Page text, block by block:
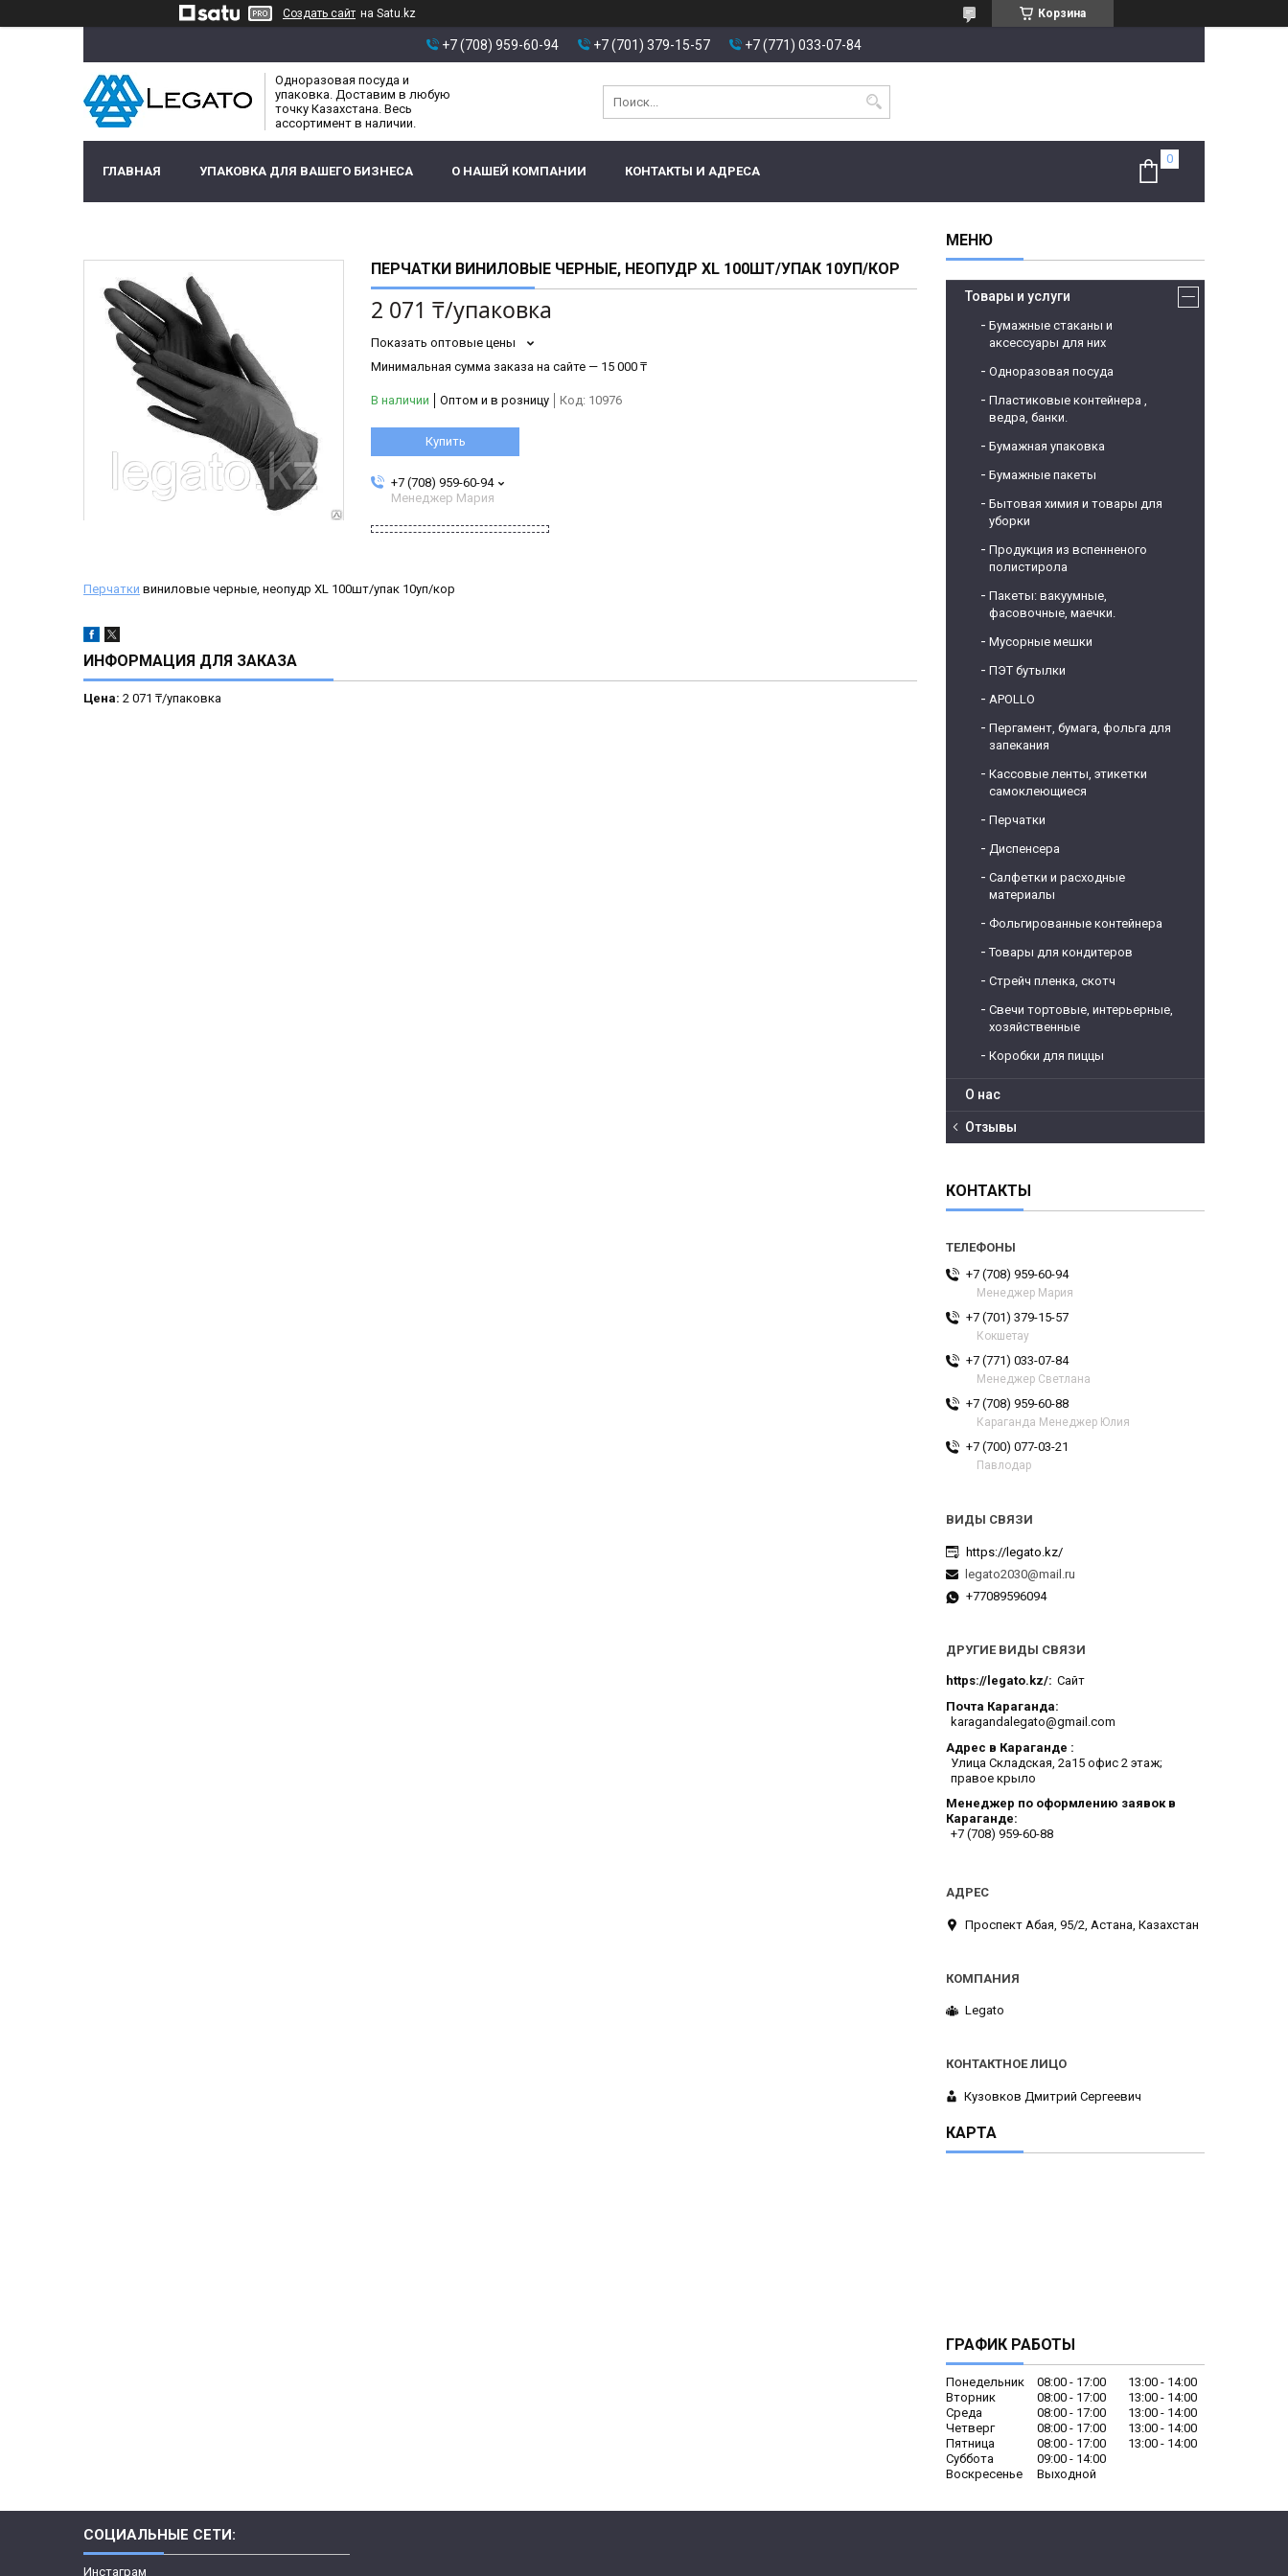
Создать сайт на Satu.kz Корзина
+7 (708) 959-60-94 +7 (701) 379-15-57 +7 (771) 033-07-84
Одноразовая посуда и
упаковка. Доставим в любую
точку Казахстана. Весь
ассортимент в наличии.
ГЛАВНАЯ УПАКОВКА ДЛЯ ВАШЕГО БИЗНЕСА О НАШЕЙ КОМПАНИИ КОНТАКТЫ И АДРЕСА
ПЕРЧАТКИ ВИНИЛОВЫЕ ЧЕРНЫЕ, НЕОПУДР XL 100ШТ/УПАК 10УП/КОР
2 071 ₸/упаковка
Показать оптовые цены
Минимальная сумма заказа на сайте — 15 000 ₸
В наличии Оптом и в розницу Код: 10976
Купить
+7 (708) 959-60-94
Менеджер Мария
Перчатки виниловые черные, неопудр XL 100шт/упак 10уп/кор
ИНФОРМАЦИЯ ДЛЯ ЗАКАЗА
Цена: 2 071 ₸/упаковка
Товары и услуги
Бумажные стаканы и
аксессуары для них
Одноразовая посуда
Пластиковые контейнера ,
ведра, банки.
Бумажная упаковка
Бумажные пакеты
Бытовая химия и товары для
уборки
Продукция из вспенненого
полистирола
Пакеты: вакуумные,
фасовочные, маечки.
Мусорные мешки
ПЭТ бутылки
APOLLO
Пергамент, бумага, фольга для
запекания
Кассовые ленты, этикетки
самоклеющиеся
Перчатки
Диспенсера
Салфетки и расходные
материалы
Фольгированные контейнера
Товары для кондитеров
Стрейч пленка, скотч
Свечи тортовые, интерьерные,
хозяйственные
Коробки для пиццы
О нас
Отзывы
КОНТАКТЫ
+7 (708) 959-60-94
Менеджер Мария
+7 (701) 379-15-57
Кокшетау
+7 (771) 033-07-84
Менеджер Светлана
+7 (708) 959-60-88
Караганда Менеджер Юлия
+7 (700) 077-03-21
Павлодар
https://legato.kz/
legato2030@mail.ru
+77089596094
ДРУГИЕ ВИДЫ СВЯЗИ
https://legato.kz/ Сайт
Почта Караганда
karagandalegato@gmail.com
Адрес в Караганде
​Улица Складская, 2а​15 офис 2 этаж;
правое крыло
Менеджер по оформлению заявок в
Караганде
+7 (708) 959-60-88
​Проспект Абая, 95/2, Астана, Казахстан
Legato
Кузовков Дмитрий Сергеевич
КАРТА
ГРАФИК РАБОТЫ
Понедельник 08:00 17:00 13:00
14:00
Вторник
08:00 17:00 13:00
14:00
Среда
08:00 17:00 13:00
14:00
Четверг
08:00 17:00 13:00
14:00
Пятница
08:00 17:00 13:00
14:00
Суббота
09:00
14:00
Воскресенье
Выходной
СОЦИАЛЬНЫЕ СЕТИ:
Инстаграм